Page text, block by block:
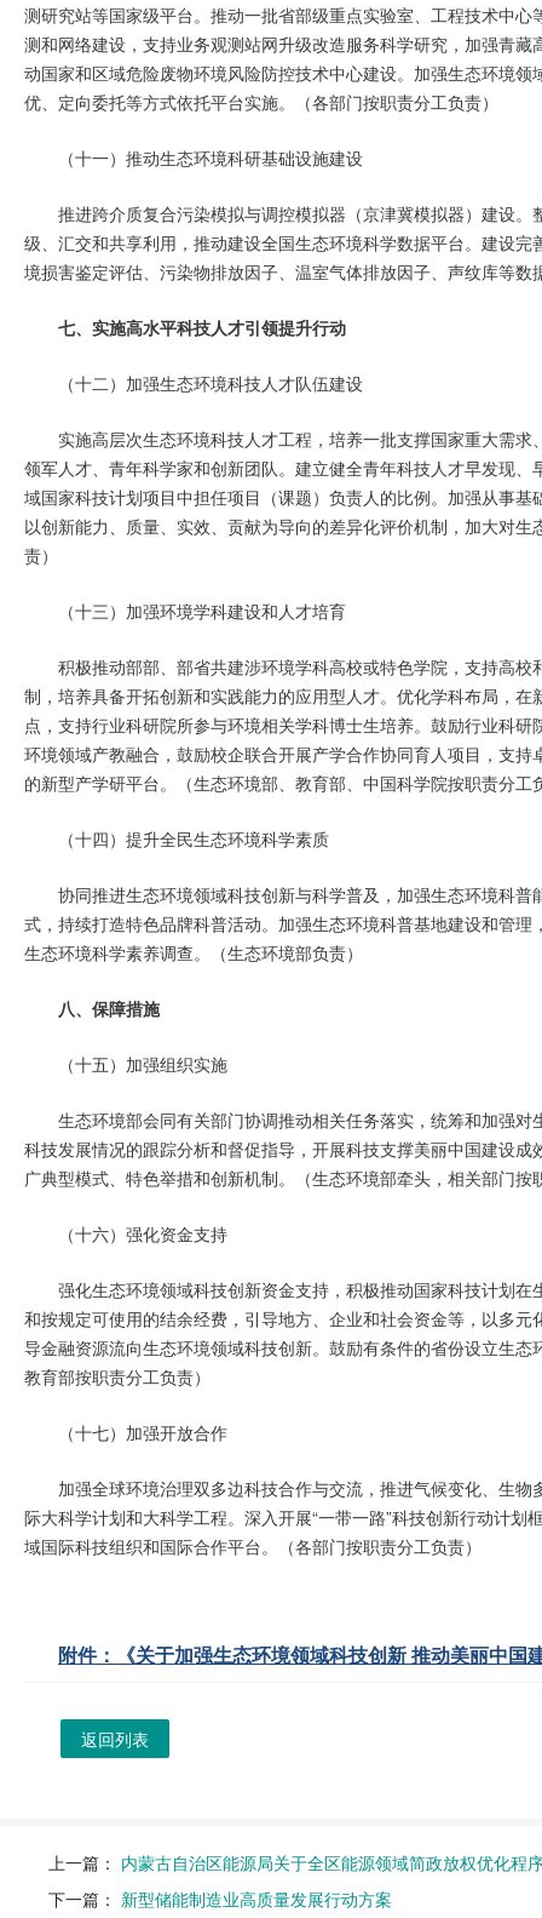
测研究站等国家级平台。推动一批省部级重点实验室、工程技术中
测和网络建设，支持业务观测站网升级改造服务科学研究，加强青
动国家和区域危险废物环境风险防控技术中心建设。加强生态环境
优、定向委托等方式依托平台实施。（各部门按职责分工负责）
（十一）推动生态环境科研基础设施建设
推进跨介质复合污染模拟与调控模拟器（京津冀模拟器）建设
级、汇交和共享利用，推动建设全国生态环境科学数据平台。建设
境损害鉴定评估、污染物排放因子、温室气体排放因子、声纹库等
七、实施高水平科技人才引领提升行动
（十二）加强生态环境科技人才队伍建设
实施高层次生态环境科技人才工程，培养一批支撑国家重大需
领军人才、青年科学家和创新团队。建立健全青年科技人才早发现
域国家科技计划项目中担任项目（课题）负责人的比例。加强从事
以创新能力、质量、实效、贡献为导向的差异化评价机制，加大对
责）
（十三）加强环境学科建设和人才培育
积极推动部部、部省共建涉环境学科高校或特色学院，支持高
制，培养具备开拓创新和实践能力的应用型人才。优化学科布局，
点，支持行业科研院所参与环境相关学科博士生培养。鼓励行业科
环境领域产教融合，鼓励校企联合开展产学合作协同育人项目，支
的新型产学研平台。（生态环境部、教育部、中国科学院按职责分工
（十四）提升全民生态环境科学素质
协同推进生态环境领域科技创新与科学普及，加强生态环境科
式，持续打造特色品牌科普活动。加强生态环境科普基地建设和管
生态环境科学素养调查。（生态环境部负责）
八、保障措施
（十五）加强组织实施
生态环境部会同有关部门协调推动相关任务落实，统筹和加强
科技发展情况的跟踪分析和督促指导，开展科技支撑美丽中国建设
广典型模式、特色举措和创新机制。（生态环境部牵头，相关部门按
（十六）强化资金支持
强化生态环境领域科技创新资金支持，积极推动国家科技计划
和按规定可使用的结余经费，引导地方、企业和社会资金等，以多
导金融资源流向生态环境领域科技创新。鼓励有条件的省份设立生
教育部按职责分工负责）
（十七）加强开放合作
加强全球环境治理双多边科技合作与交流，推进气候变化、生
际大科学计划和大科学工程。深入开展“一带一路”科技创新行动计
域国际科技组织和国际合作平台。（各部门按职责分工负责）
附件：《关于加强生态环境领域科技创新 推动美丽中国
返回列表
上一篇： 内蒙古自治区能源局关于全区能源领域简政放权优化程
下一篇： 新型储能制造业高质量发展行动方案